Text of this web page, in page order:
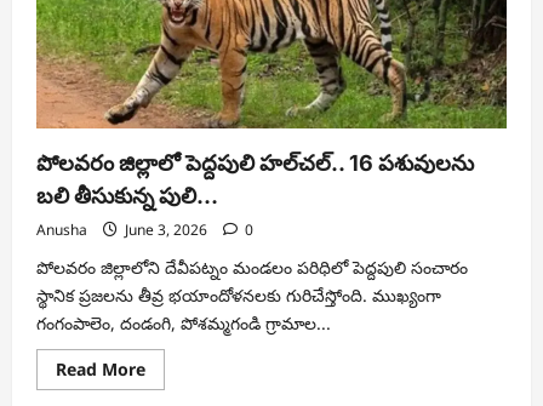
పోలవరం జిల్లాలో పెద్దపులి హల్‌చల్.. 16 పశువులను
బలి తీసుకున్న పులి…
Anusha June 3, 2026 0
పోలవరం జిల్లాలోని దేవీపట్నం మండలం పరిధిలో పెద్దపులి సంచారం
స్థానిక ప్రజలను తీవ్ర భయాందోళనలకు గురిచేస్తోంది. ముఖ్యంగా
గంగంపాలెం, దండంగి, పోశమ్మగండి గ్రామాల...
Read MoreRead
more